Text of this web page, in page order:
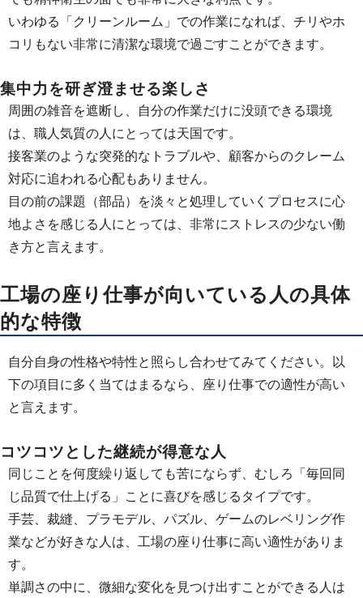
いわゆる「クリーンルーム」での作業になれば、チリやホ
コリもない非常に清潔な環境で過ごすことができます。
集中力を研ぎ澄ませる楽しさ
周囲の雑音を遮断し、自分の作業だけに没頭できる環境
は、職人気質の人にとっては天国です。
接客業のような突発的なトラブルや、顧客からのクレーム
対応に追われる心配もありません。
目の前の課題（部品）を淡々と処理していくプロセスに心
地よさを感じる人にとっては、非常にストレスの少ない働
き方と言えます。
工場の座り仕事が向いている人の具体
的な特徴
自分自身の性格や特性と照らし合わせてみてください。以
下の項目に多く当てはまるなら、座り仕事での適性が高い
と言えます。
コツコツとした継続が得意な人
同じことを何度繰り返しても苦にならず、むしろ「毎回同
じ品質で仕上げる」ことに喜びを感じるタイプです。
手芸、裁縫、プラモデル、パズル、ゲームのレベリング作
業などが好きな人は、工場の座り仕事に高い適性がありま
す。
単調さの中に、微細な変化を見つけ出すことができる人は